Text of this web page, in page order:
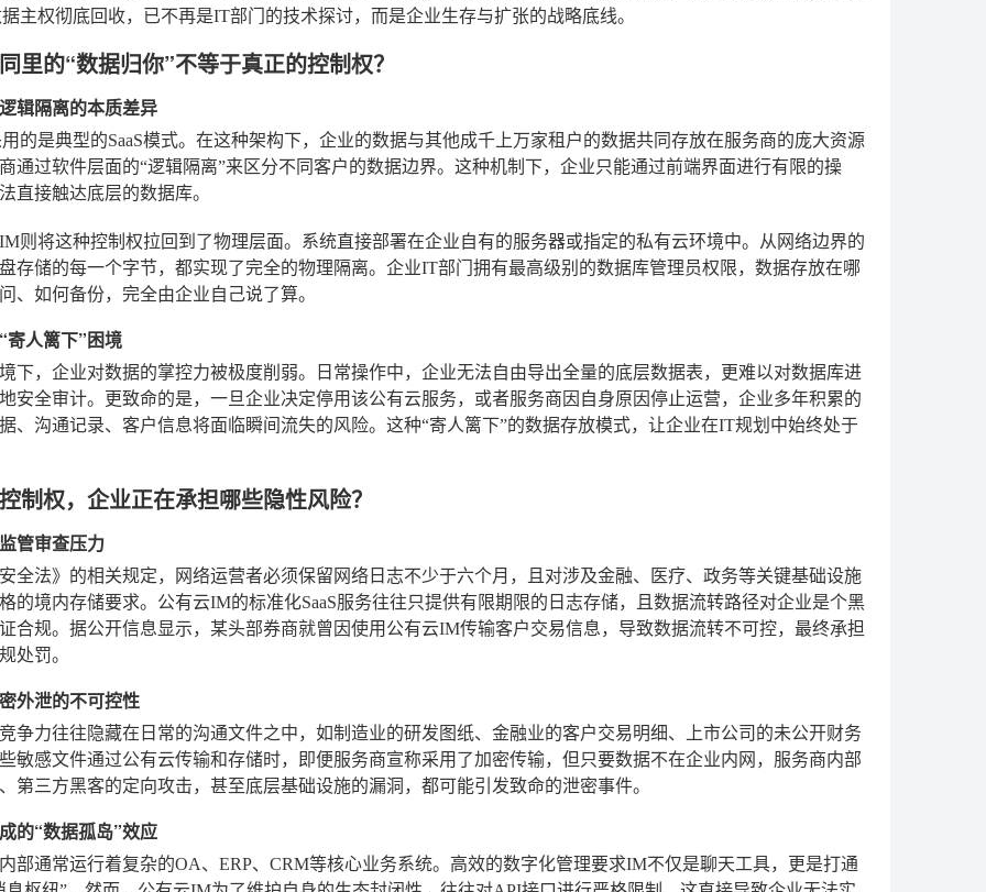
主权彻底回收，已不再是IT部门的技术探讨，而是企业生存与扩张的战略底线。
里的“数据归你”不等于真正的控制权？
辑隔离的本质差异
的是典型的SaaS模式。在这种架构下，企业的数据与其他成千上万家租户的数据共同存放在服务商的庞大资源
通过软件层面的“逻辑隔离”来区分不同客户的数据边界。这种机制下，企业只能通过前端界面进行有限的操
直接触达底层的数据库。
则将这种控制权拉回到了物理层面。系统直接部署在企业自有的服务器或指定的私有云环境中。从网络边界的
存储的每一个字节，都实现了完全的物理隔离。企业IT部门拥有最高级别的数据库管理员权限，数据存放在哪
、如何备份，完全由企业自己说了算。
寄人篱下”困境
下，企业对数据的掌控力被极度削弱。日常操作中，企业无法自由导出全量的底层数据表，更难以对数据库进
安全审计。更致命的是，一旦企业决定停用该公有云服务，或者服务商因自身原因停止运营，企业多年积累的
、沟通记录、客户信息将面临瞬间流失的风险。这种“寄人篱下”的数据存放模式，让企业在IT规划中始终处于
制权，企业正在承担哪些隐性风险？
管审查压力
全法》的相关规定，网络运营者必须保留网络日志不少于六个月，且对涉及金融、医疗、政务等关键基础设施
的境内存储要求。公有云IM的标准化SaaS服务往往只提供有限期限的日志存储，且数据流转路径对企业是个黑
合规。据公开信息显示，某头部券商就曾因使用公有云IM传输客户交易信息，导致数据流转不可控，最终承担
处罚。
外泄的不可控性
争力往往隐藏在日常的沟通文件之中，如制造业的研发图纸、金融业的客户交易明细、上市公司的未公开财务
敏感文件通过公有云传输和存储时，即便服务商宣称采用了加密传输，但只要数据不在企业内网，服务商内部
第三方黑客的定向攻击，甚至底层基础设施的漏洞，都可能引发致命的泄密事件。
的“数据孤岛”效应
部通常运行着复杂的OA、ERP、CRM等核心业务系统。高效的数字化管理要求IM不仅是聊天工具，更是打通